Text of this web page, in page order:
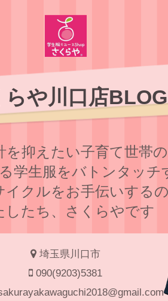
らや川口店BLOG
を抑えたい子育て世帯
学⽣服をバトンタッチ
イクルをお⼿伝いする
したち、さくらやです
埼玉県川口市
090(9203)5381